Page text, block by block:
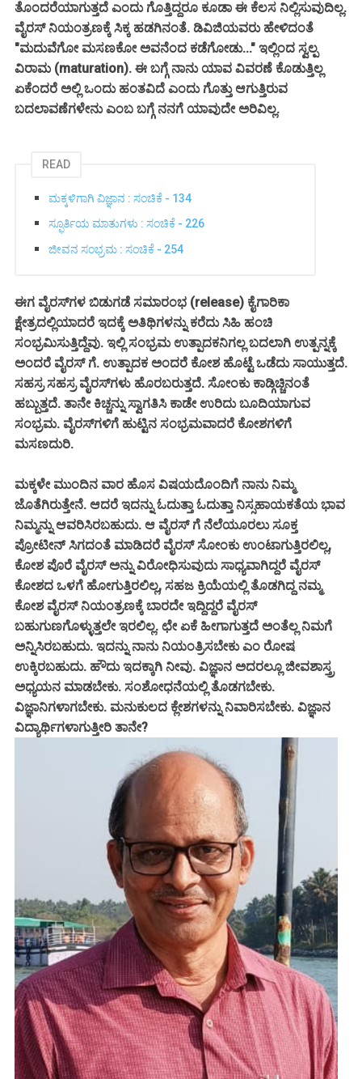
ತೊಂದರೆಯಾಗುತ್ತದೆ ಎಂದು ಗೊತ್ತಿದ್ದರೂ ಕೂಡಾ ಈ ಕೆಲಸ ನಿಲ್ಲಿಸುವುದಿಲ್ಲ.
ವೈರಸ್ ನಿಯಂತ್ರಣಕ್ಕೆ ಸಿಕ್ಕ ಹಡಗಿನಂತೆ. ಡಿವಿಜಿಯವರು ಹೇಳಿದಂತೆ
"ಮದುವೆಗೋ ಮಸಣಕೋ ಅವನೆಂದ ಕಡೆಗೋಡು..." ಇಲ್ಲಿಂದ ಸ್ವಲ್ಪ
ವಿರಾಮ (maturation). ಈ ಬಗ್ಗೆ ನಾನು ಯಾವ ವಿವರಣೆ ಕೊಡುತ್ತಿಲ್ಲ
ಏಕೆಂದರೆ ಅಲ್ಲಿ ಒಂದು ಹಂತವಿದೆ ಎಂದು ಗೊತ್ತು ಆಗುತ್ತಿರುವ
ಬದಲಾವಣೆಗಳೇನು ಎಂಬ ಬಗ್ಗೆ ನನಗೆ ಯಾವುದೇ ಅರಿವಿಲ್ಲ.
READ
ಮಕ್ಕಳಿಗಾಗಿ ವಿಜ್ಞಾನ : ಸಂಚಿಕೆ - 134
ಸ್ಫೂರ್ತಿಯ ಮಾತುಗಳು : ಸಂಚಿಕೆ - 226
ಜೀವನ ಸಂಭ್ರಮ : ಸಂಚಿಕೆ - 254
ಈಗ ವೈರಸ್‌ಗಳ ಬಿಡುಗಡೆ ಸಮಾರಂಭ (release) ಕೈಗಾರಿಕಾ
ಕ್ಷೇತ್ರದಲ್ಲಿಯಾದರೆ ಇದಕ್ಕೆ ಅತಿಥಿಗಳನ್ನು ಕರೆದು ಸಿಹಿ ಹಂಚಿ
ಸಂಭ್ರಮಿಸುತ್ತಿದ್ದೆವು. ಇಲ್ಲಿ ಸಂಭ್ರಮ ಉತ್ಪಾದಕನಿಗಲ್ಲ ಬದಲಾಗಿ ಉತ್ಪನ್ನಕ್ಕೆ
ಅಂದರೆ ವೈರಸ್ ಗೆ. ಉತ್ಪಾದಕ ಅಂದರೆ ಕೋಶ ಹೊಟ್ಟೆ ಒಡೆದು ಸಾಯುತ್ತದೆ.
ಸಹಸ್ರ ಸಹಸ್ರ ವೈರಸ್‌ಗಳು ಹೊರಬರುತ್ತದೆ. ಸೋಂಕು ಕಾಡ್ಗಿಚ್ಚಿನಂತೆ
ಹಬ್ಬುತ್ತದೆ. ತಾನೇ ಕಿಚ್ಚನ್ನು ಸ್ವಾಗತಿಸಿ ಕಾಡೇ ಉರಿದು ಬೂದಿಯಾಗುವ
ಸಂಭ್ರಮ. ವೈರಸ್‌ಗಳಿಗೆ ಹುಟ್ಟಿನ ಸಂಭ್ರಮವಾದರೆ ಕೋಶಗಳಿಗೆ
ಮಸಣದುರಿ.
ಮಕ್ಕಳೇ ಮುಂದಿನ ವಾರ ಹೊಸ ವಿಷಯದೊಂದಿಗೆ ನಾನು ನಿಮ್ಮ
ಜೊತೆಗಿರುತ್ತೇನೆ. ಆದರೆ ಇದನ್ನು ಓದುತ್ತಾ ಓದುತ್ತಾ ನಿಸ್ಸಹಾಯಕತೆಯ ಭಾವ
ನಿಮ್ಮನ್ನು ಆವರಿಸಿರಬಹುದು. ಆ ವೈರಸ್ ಗೆ ನೆಲೆಯೂರಲು ಸೂಕ್ತ
ಪ್ರೋಟೀನ್ ಸಿಗದಂತೆ ಮಾಡಿದರೆ ವೈರಸ್ ಸೋಂಕು ಉಂಟಾಗುತ್ತಿರಲಿಲ್ಲ,
ಕೋಶ ಪೊರೆ ವೈರಸ್ ಅನ್ನು ವಿರೋಧಿಸುವುದು ಸಾಧ್ಯವಾಗಿದ್ದರೆ ‌ವೈರಸ್
ಕೋಶದ ಒಳಗೆ ಹೋಗುತ್ತಿರಲಿಲ್ಲ, ಸಹಜ ಕ್ರಿಯೆಯಲ್ಲಿ ತೊಡಗಿದ್ದ ನಮ್ಮ
ಕೋಶ ವೈರಸ್ ನಿಯಂತ್ರಣಕ್ಕೆ ಬಾರದೇ ಇದ್ದಿದ್ದರೆ ವೈರಸ್
ಬಹುಗುಣಗೊಳ್ಳುತ್ತಲೇ ಇರಲಿಲ್ಲ. ಛೇ ಏಕೆ ಹೀಗಾಗುತ್ತದೆ ಅಂತೆಲ್ಲ ನಿಮಗೆ
ಅನ್ನಿಸಿರಬಹುದು. ಇದನ್ನು ನಾನು ನಿಯಂತ್ರಿಸಬೇಕು ಎಂ ರೋಷ
ಉಕ್ಕಿರಬಹುದು. ಹೌದು ಇದಕ್ಕಾಗಿ ನೀವು. ವಿಜ್ಞಾನ ಅದರಲ್ಲೂ ಜೀವಶಾಸ್ತ್ರ
ಅಧ್ಯಯನ ಮಾಡಬೇಕು. ಸಂಶೋಧನೆಯಲ್ಲಿ ತೊಡಗಬೇಕು.
ವಿಜ್ಞಾನಿಗಳಾಗಬೇಕು. ಮನುಕುಲದ ಕ್ಲೇಶಗಳನ್ನು ನಿವಾರಿಸಬೇಕು. ವಿಜ್ಞಾನ
ವಿದ್ಯಾರ್ಥಿಗಳಾಗುತ್ತೀರಿ ತಾನೇ?